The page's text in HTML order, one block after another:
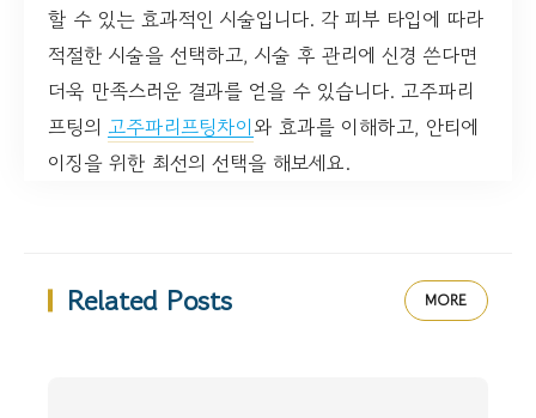
할 수 있는 효과적인 시술입니다. 각 피부 타입에 따라
적절한 시술을 선택하고, 시술 후 관리에 신경 쓴다면
더욱 만족스러운 결과를 얻을 수 있습니다. 고주파리
프팅의 고주파리프팅차이와 효과를 이해하고, 안티에
이징을 위한 최선의 선택을 해보세요.
Related Posts MORE